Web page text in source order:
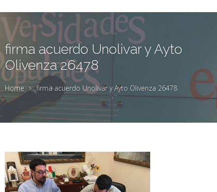
firma acuerdo Unolivar y Ayto
Olivenza 26478
Home firma acuerdo Unolivar y Ayto Olivenza 26478